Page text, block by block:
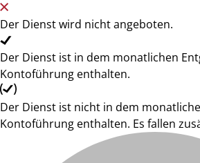
Der Dienst wird nicht angeboten.
Der Dienst ist in dem monatlichen
Kontoführung enthalten.
Der Dienst ist nicht in dem
Kontoführung enthalten. Es fallen